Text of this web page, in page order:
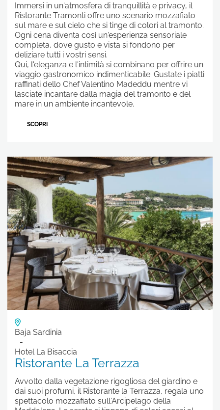
Immersi in un'atmosfera di tranquillità e privacy, il
Ristorante Tramonti offre uno scenario mozzafiato
sul mare e sul cielo che si tinge di colori al tramonto.
Ogni cena diventa così un'esperienza sensoriale
completa, dove gusto e vista si fondono per
deliziare tutti i vostri sensi.
Qui, l'eleganza e l'intimità si combinano per offrire un
viaggio gastronomico indimenticabile. Gustate i piatti
raffinati dello Chef Valentino Madeddu mentre vi
lasciate incantare dalla magia del tramonto e del
mare in un ambiente incantevole.
SCOPRI
Baja Sardinia
Hotel La Bisaccia
Ristorante La Terrazza
Avvolto dalla vegetazione rigogliosa del giardino e
dai suoi profumi, il Ristorante la Terrazza, regala uno
spettacolo mozzafiato sull'Arcipelago della